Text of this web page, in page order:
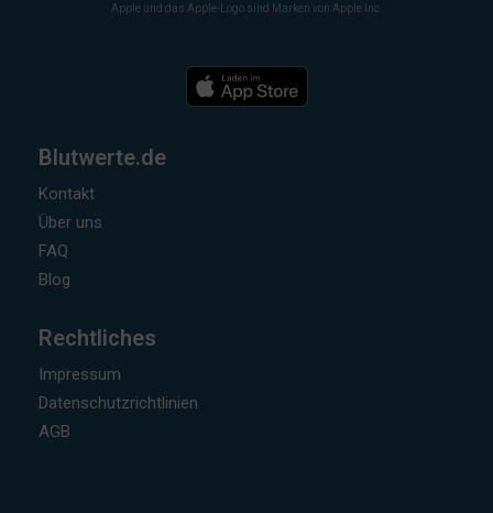
Apple und das Apple-Logo sind Marken von Apple Inc.
Blutwerte.de
Kontakt
Über uns
FAQ
Blog
Rechtliches
Impressum
Datenschutzrichtlinien
AGB